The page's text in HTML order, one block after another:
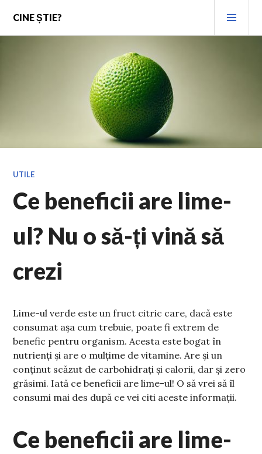
content
CINE ȘTIE?
UTILE
Ce beneficii are lime-
ul? Nu o să-ți vină să
crezi
Lime-ul verde este un fruct citric care, dacă este
consumat așa cum trebuie, poate fi extrem de
benefic pentru organism. Acesta este bogat în
nutrienți și are o mulțime de vitamine. Are și un
conținut scăzut de carbohidrați și calorii, dar și zero
grăsimi. Iată ce beneficii are lime-ul! O să vrei să îl
consumi mai des după ce vei citi aceste informații.
Ce beneficii are lime-